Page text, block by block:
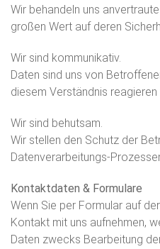
Wir behandeln uns
großen Wert auf deren
Wir sind kommunikativ.
Daten sind uns von
diesem Verständnis
Wir sind behutsam.
Wir stellen den Schutz der
Datenverarbeitungs-
Kontaktdaten & Formulare
Wenn Sie per Formular auf
Kontakt mit uns aufnehmen,
Daten zwecks Bearbeitung